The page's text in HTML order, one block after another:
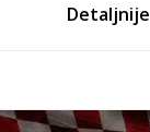
najbolju
svjetskih
Detaljnije